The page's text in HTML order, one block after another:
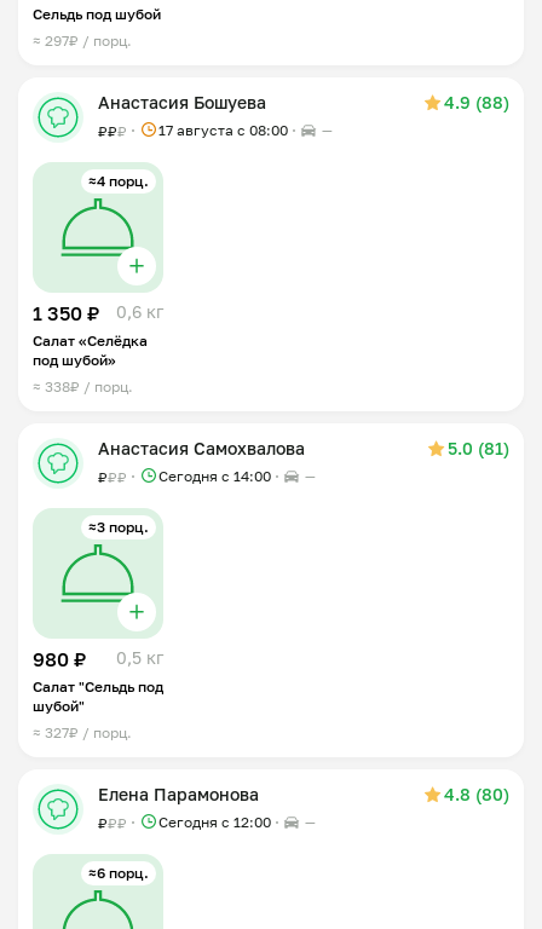
Сельдь под шубой
≈ 297₽ / порц.
Анастасия Бошуева 4.9 (88)
₽₽₽ 17 августа с 08:00 —
≈4 порц.
1 350 ₽ 0,6 кг
Салат «Селёдка
под шубой»
≈ 338₽ / порц.
Анастасия Самохвалова 5.0 (81)
₽₽₽ Сегодня с 14:00 —
≈3 порц.
980 ₽ 0,5 кг
Салат "Сельдь под
шубой"
≈ 327₽ / порц.
Елена Парамонова 4.8 (80)
₽₽₽ Сегодня с 12:00 —
≈6 порц.